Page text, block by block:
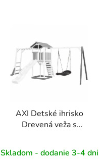
AXI Detské ihrisko
Drevená veža s
Rebríky Šmykľavka XXL
Skladom - dodanie 3-4 dni